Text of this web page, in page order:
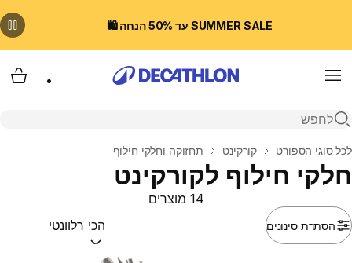
SUMMER SALE עד 50% הנחה 🛍️
Menu
פתיחת חיפוש
בית
לכל סוגי הספורט קורקינט תחזוקה וחלקי חילוף
חלקי חילוף לקורקינט
הסתרת סינונים
14 מוצרים
מיין לפי:(optional)